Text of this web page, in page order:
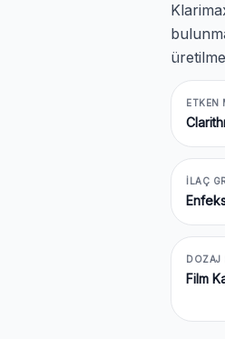
ETKEN
İLAÇ
DOZAJ
Film